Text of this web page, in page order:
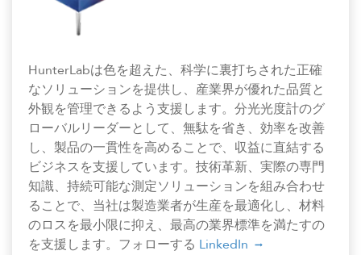
HunterLabは色を超えた、科学に裏打ちされた正確
なソリューションを提供し、産業界が優れた品質と
外観を管理できるよう支援します。分光光度計のグ
ローバルリーダーとして、無駄を省き、効率を改善
し、製品の一貫性を高めることで、収益に直結する
ビジネスを支援しています。技術革新、実際の専門
知識、持続可能な測定ソリューションを組み合わせ
ることで、当社は製造業者が生産を最適化し、材料
のロスを最小限に抑え、最高の業界標準を満たすの
を支援します。フォローする LinkedIn